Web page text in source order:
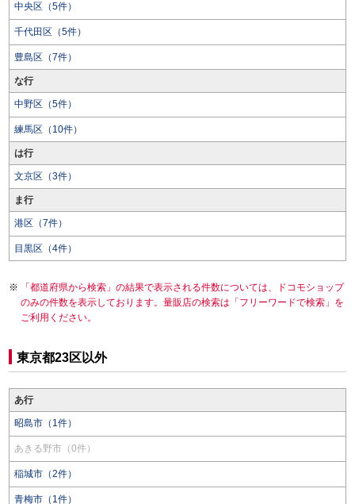
中央区（5件）
千代田区（5件）
豊島区（7件）
な行
中野区（5件）
練馬区（10件）
は行
文京区（3件）
ま行
港区（7件）
目黒区（4件）
「都道府県から検索」の結果で表示される件数については、ドコモショップ
のみの件数を表示しております。量販店の検索は「フリーワードで検索」を
ご利用ください。
東京都23区以外
あ行
昭島市（1件）
あきる野市（0件）
稲城市（2件）
青梅市（1件）